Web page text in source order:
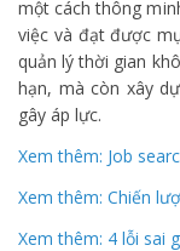
một cách thông
việc và đạt được
quản lý thời gian
hạn, mà còn xây
gây áp lực.
Xem thêm: Job
Xem thêm: Chiến
Xem thêm: 4 lỗi sai